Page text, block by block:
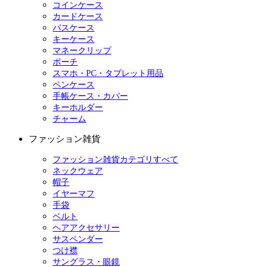
コインケース
カードケース
パスケース
キーケース
マネークリップ
ポーチ
スマホ・PC・タブレット用品
ペンケース
手帳ケース・カバー
キーホルダー
チャーム
ファッション雑貨
ファッション雑貨カテゴリすべて
ネックウェア
帽子
イヤーマフ
手袋
ベルト
ヘアアクセサリー
サスペンダー
つけ襟
サングラス・眼鏡